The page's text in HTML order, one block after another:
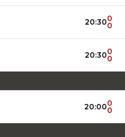
20:300
0
20:300
0
20:000
0